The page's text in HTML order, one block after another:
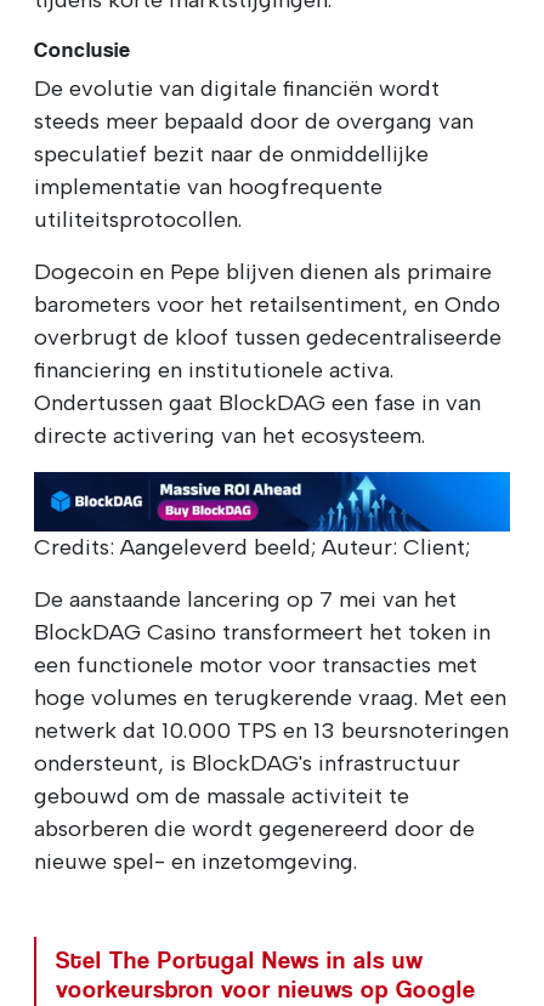
Conclusie
De evolutie van digitale financiën wordt
steeds meer bepaald door de overgang van
speculatief bezit naar de onmiddellijke
implementatie van hoogfrequente
utiliteitsprotocollen.
Dogecoin en Pepe blijven dienen als primaire
barometers voor het retailsentiment, en Ondo
overbrugt de kloof tussen gedecentraliseerde
financiering en institutionele activa.
Ondertussen gaat BlockDAG een fase in van
directe activering van het ecosysteem.
Credits: Aangeleverd beeld; Auteur: Client;
De aanstaande lancering op 7 mei van het
BlockDAG Casino transformeert het token in
een functionele motor voor transacties met
hoge volumes en terugkerende vraag. Met een
netwerk dat 10.000 TPS en 13 beursnoteringen
ondersteunt, is BlockDAG's infrastructuur
gebouwd om de massale activiteit te
absorberen die wordt gegenereerd door de
nieuwe spel- en inzetomgeving.
Stel The Portugal News in als uw
voorkeursbron voor nieuws op Google